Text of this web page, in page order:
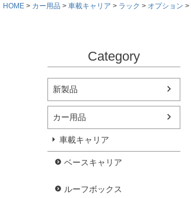
HOME
カー用品 車載キャリア ラック オプション
Category
新製品
カー用品
車載キャリア
ベースキャリア
ルーフボックス